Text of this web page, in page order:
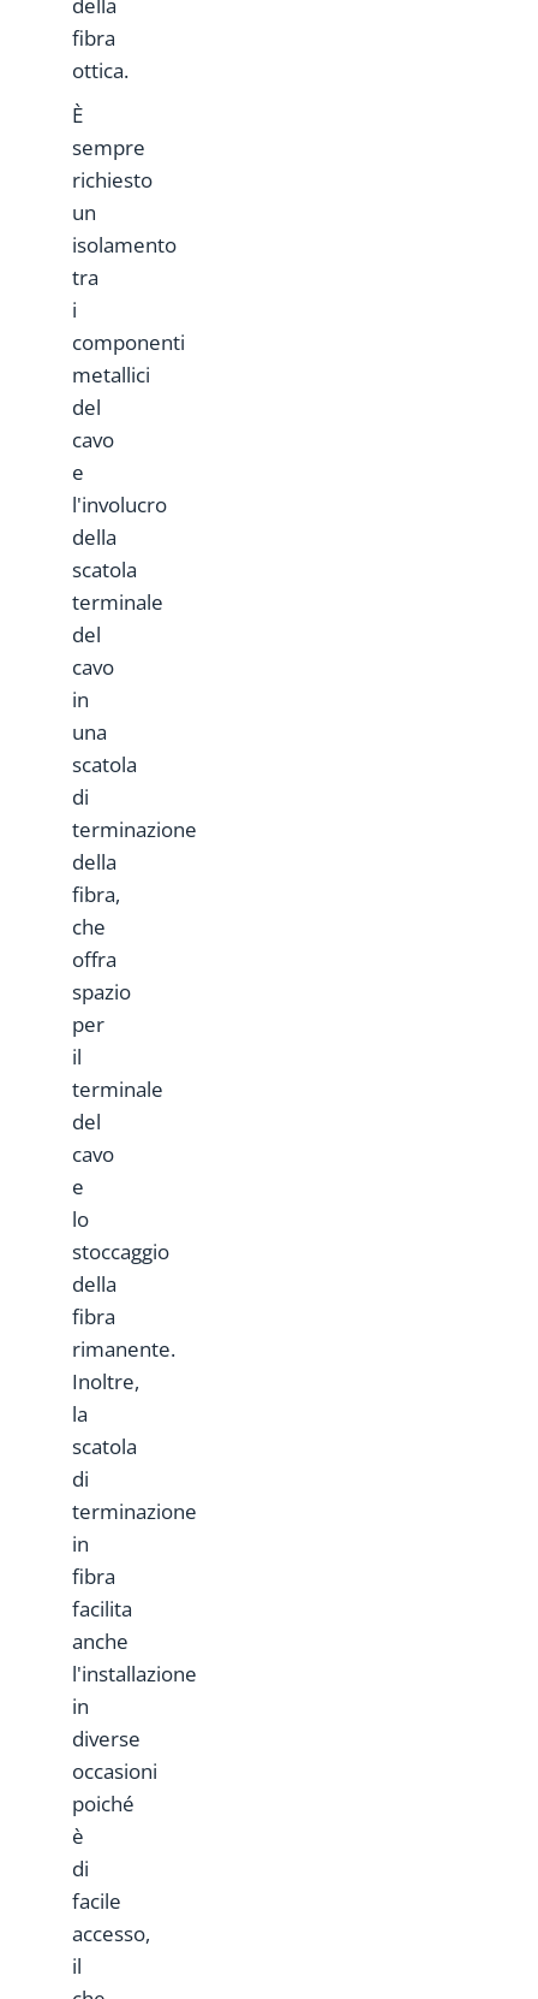
fibra
ottica.
È
sempre
richiesto
un
isolamento
tra
i
componenti
metallici
del
cavo
e
l'involucro
della
scatola
terminale
del
cavo
in
una
scatola
di
terminazione
della
fibra,
che
offra
spazio
per
il
terminale
del
cavo
e
lo
stoccaggio
della
fibra
rimanente.
Inoltre,
la
scatola
di
terminazione
in
fibra
facilita
anche
l'installazione
in
diverse
occasioni
poiché
è
di
facile
accesso,
il